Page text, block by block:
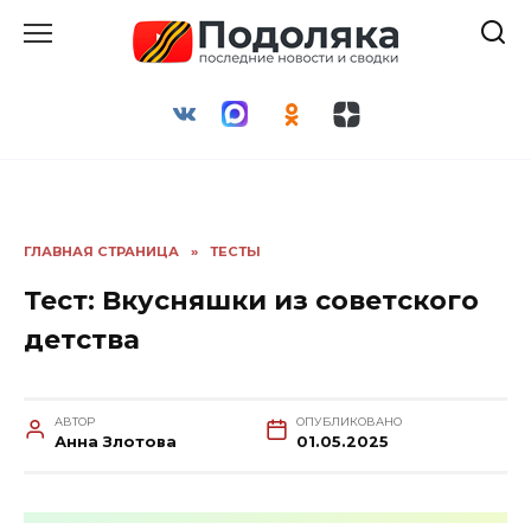
ГЛАВНАЯ СТРАНИЦА » ТЕСТЫ
Тест: Вкусняшки из советского
детства
АВТОР
Анна Злотова
ОПУБЛИКОВАНО
01.05.2025